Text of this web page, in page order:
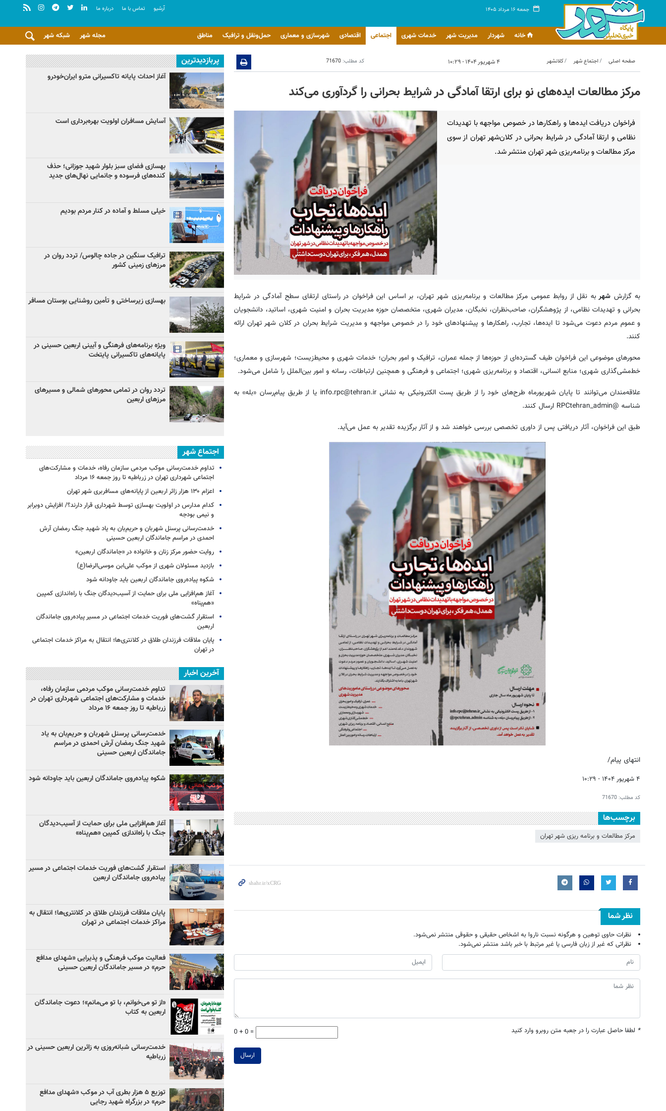
جمعه ۱۶ مرداد ۱۴۰۵ آرشيو تماس با ما درباره ما
خانه شهردار مدیریت شهر خدمات شهری اجتماعی اقتصادی شهرسازی و معماری حمل‌ونقل و ترافیک مناطق شبکه شهر مجله شهر
صفحه اصلی اجتماع شهر کلانشهر ۴ شهریور ۱۴۰۴ - ۱۰:۲۹ کد مطلب: 71670
مرکز مطالعات ایده‌های نو برای ارتقا آمادگی در شرایط بحرانی را گردآوری می‌کند
فراخوان دریافت ایده‌ها و راهکارها در خصوص مواجهه با تهدیدات
نظامی و ارتقا آمادگی در شرایط بحرانی در کلان‌شهر تهران از سوی
مرکز مطالعات و برنامه‌ریزی شهر تهران منتشر شد.
به گزارش شهربه نقل از روابط عمومی مرکز مطالعات و برنامه‌ریزی شهر تهران، بر اساس این فراخوان در راستای ارتقای سطح آمادگی در شرایط
بحرانی و تهدیدات نظامی، از پژوهشگران، صاحب‌نظران، نخبگان، مدیران شهری، متخصصان حوزه مدیریت بحران و امنیت شهری، اساتید، دانشجویان
و عموم مردم دعوت می‌شود تا ایده‌ها، تجارب، راهکارها و پیشنهادهای خود را در خصوص مواجهه و مدیریت شرایط بحران در کلان شهر تهران ارائه
کنند.
محورهای موضوعی این فراخوان طیف گسترده‌ای از حوزه‌ها از جمله عمران، ترافیک و امور بحران؛ خدمات شهری و محیط‌زیست؛ شهرسازی و معماری؛
خط‌مشی‌گذاری شهری؛ منابع انسانی، اقتصاد و برنامه‌ریزی شهری؛ اجتماعی و فرهنگی و همچنین ارتباطات، رسانه و امور بین‌الملل را شامل می‌شود.
علاقه‌مندان می‌توانند تا پایان شهریورماه طرح‌های خود را از طریق پست الکترونیکی به نشانی info.rpc@tehran.ir یا از طریق پیام‌رسان «بله» به
شناسه @RPCtehran_admin ارسال کنند.
طبق این فراخوان، آثار دریافتی پس از داوری تخصصی بررسی خواهند شد و از آثار برگزیده تقدیر به عمل می‌آید.
انتهای پیام/
۴ شهریور ۱۴۰۴ - ۱۰:۲۹
کد مطلب: 71670
برچسب‌ها
مرکز مطالعات و برنامه ریزی شهر تهران
نظر شما
نظرات حاوی توهین و هرگونه نسبت ناروا به اشخاص حقیقی و حقوقی منتشر نمی‌شود.
نظراتی که غیر از زبان فارسی یا غیر مرتبط با خبر باشد منتشر نمی‌شود.
* لطفا حاصل عبارت را در جعبه متن روبرو وارد کنید 0 + 0 =
ارسال
پربازدیدترین
آغاز احداث پایانه تاکسیرانی مترو ایران‌خودرو
آسایش مسافران اولویت بهره‌برداری است
بهسازی فضای سبز بلوار شهید جوزانی؛ حذف
کنده‌های فرسوده و جانمایی نهال‌های جدید
خیلی مسلط و آماده در کنار مردم بودیم
ترافیک سنگین در جاده چالوس/ تردد روان در
مرزهای زمینی کشور
بهسازی زیرساختی و تأمین روشنایی بوستان مسافر
ویژه برنامه‌های فرهنگی و آیینی اربعین حسینی در
پایانه‌های تاکسیرانی پایتخت
تردد روان در تمامی محورهای شمالی و مسیرهای
مرزهای اربعین
اجتماع شهر
تداوم خدمت‌رسانی موکب مردمی سازمان رفاه، خدمات و مشارکت‌های
اجتماعی شهرداری تهران در زرباطیه تا روز جمعه ۱۶ مرداد
اعزام ۱۳۰ هزار زائر اربعین از پایانه‌های مسافربری شهر تهران
کدام مدارس در اولویت بهسازی توسط شهرداری قرار دارند؟/ افزایش دوبرابر
و نیمی بودجه
خدمت‌رسانی پرسنل شهربان و حریم‌بان به یاد شهید جنگ رمضان آرش
احمدی در مراسم جاماندگان اربعین حسینی
روایت حضور مرکز زنان و خانواده در «جاماندگان اربعین»
بازدید مسئولان شهری از موکب علی‌ابن موسی‌الرضا(ع)
شکوه پیاده‌روی جاماندگان اربعین باید جاودانه شود
آغاز هم‌افزایی ملی برای حمایت از آسیب‌دیدگان جنگ با راه‌اندازی کمپین
«هم‌پناه»
استقرار گشت‌های فوریت خدمات اجتماعی در مسیر پیاده‌روی جاماندگان
اربعین
پایان ملاقات فرزندان طلاق در کلانتری‌ها؛ انتقال به مراکز خدمات اجتماعی
در تهران
آخرین اخبار
تداوم خدمت‌رسانی موکب مردمی سازمان رفاه،
خدمات و مشارکت‌های اجتماعی شهرداری تهران در
زرباطیه تا روز جمعه ۱۶ مرداد
خدمت‌رسانی پرسنل شهربان و حریم‌بان به یاد
شهید جنگ رمضان آرش احمدی در مراسم
جاماندگان اربعین حسینی
شکوه پیاده‌روی جاماندگان اربعین باید جاودانه شود
آغاز هم‌افزایی ملی برای حمایت از آسیب‌دیدگان
جنگ با راه‌اندازی کمپین «هم‌پناه»
استقرار گشت‌های فوریت خدمات اجتماعی در مسیر
پیاده‌روی جاماندگان اربعین
پایان ملاقات فرزندان طلاق در کلانتری‌ها؛ انتقال به
مراکز خدمات اجتماعی در تهران
فعالیت موکب فرهنگی و پذیرایی «شهدای مدافع
حرم» در مسیر جاماندگان اربعین حسینی
«از تو می‌خوانم، با تو می‌مانم»؛ دعوت جاماندگان
اربعین به کتاب
خدمت‌رسانی شبانه‌روزی به زائرین اربعین حسینی در
زرباطیه
توزیع ۵ هزار بطری آب در موکب «شهدای مدافع
حرم» در بزرگراه شهید رجایی